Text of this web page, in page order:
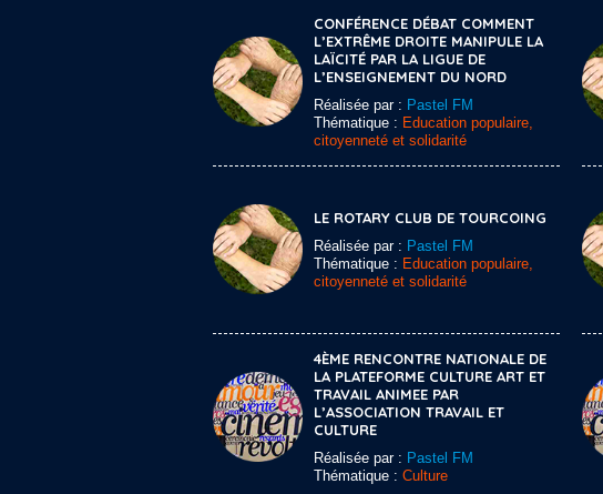
CONFÉRENCE DÉBAT COMMENT
L’EXTRÊME DROITE MANIPULE LA
LAÏCITÉ PAR LA LIGUE DE
L’ENSEIGNEMENT DU NORD
Réalisée par : Pastel FM
Thématique : Education populaire,
citoyenneté et solidarité
LE ROTARY CLUB DE TOURCOING
Réalisée par : Pastel FM
Thématique : Education populaire,
citoyenneté et solidarité
4ÈME RENCONTRE NATIONALE DE
LA PLATEFORME CULTURE ART ET
TRAVAIL ANIMEE PAR
L’ASSOCIATION TRAVAIL ET
CULTURE
Réalisée par : Pastel FM
Thématique : Culture